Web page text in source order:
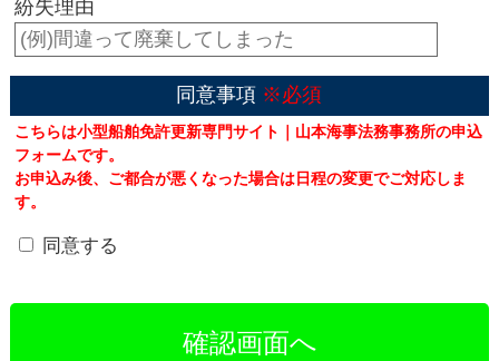
紛失理由
同意事項 ※必須
こちらは小型船舶免許更新専門サイト｜山本海事法務事務所の申込
フォームです。
お申込み後、ご都合が悪くなった場合は日程の変更でご対応しま
す。
同意する